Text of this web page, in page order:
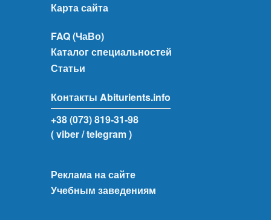
Карта сайта
FAQ (ЧаВо)
Каталог специальностей
Статьи
Контакты Abiturients.info
+38 (073) 819-31-98
( viber/ telegram )
Реклама на сайте
Учебным заведениям